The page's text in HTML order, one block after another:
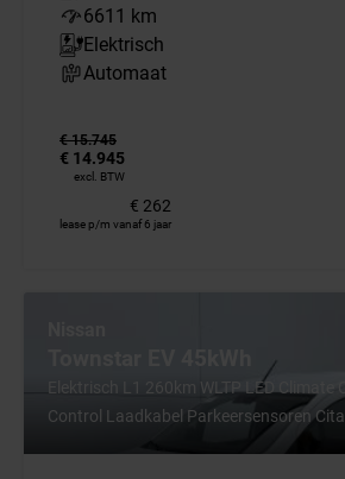
6611 km
Elektrisch
Automaat
€ 15.745
€ 14.945
excl. BTW
€ 262
lease p/m vanaf 6 jaar
Elektrisch L1 260km WLTP LED Climate
Control Laadkabel Parkeersensoren